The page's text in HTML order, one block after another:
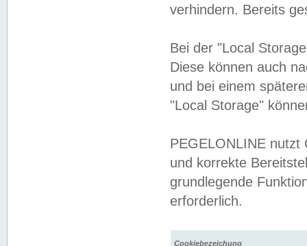
verhindern. Bereits
Bei der "Local
Diese können auch
und bei einem
"Local Storage"
PEGELONLINE nutzt
und korrekte
grundlegende
erforderlich.
Cookiebezeichung